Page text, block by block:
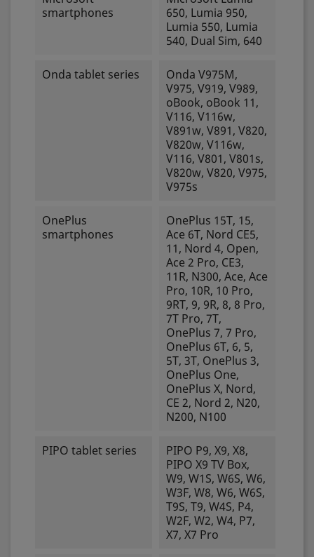
smartphones
650, Lumia 950,
Lumia 550, Lumia
540, Dual Sim, 640
Onda tablet series
Onda V975M,
V975, V919, V989,
oBook, oBook 11,
V116, V116w,
V891w, V891, V820,
V820w, V116w,
V116, V801, V801s,
V820w, V820, V975,
V975s
OnePlus
smartphones
OnePlus 15T, 15,
Ace 6T, Nord CE5,
11, Nord 4, Open,
Ace 2 Pro, CE3,
11R, N300, Ace, Ace
Pro, 10R, 10 Pro,
9RT, 9, 9R, 8, 8 Pro,
7T Pro, 7T,
OnePlus 7, 7 Pro,
OnePlus 6T, 6, 5,
5T, 3T, OnePlus 3,
OnePlus One,
OnePlus X, Nord,
CE 2, Nord 2, N20,
N200, N100
PIPO tablet series
PIPO P9, X9, X8,
PIPO X9 TV Box,
W9, W1S, W6S, W6,
W3F, W8, W6, W6S,
T9S, T9, W4S, P4,
W2F, W2, W4, P7,
X7, X7 Pro